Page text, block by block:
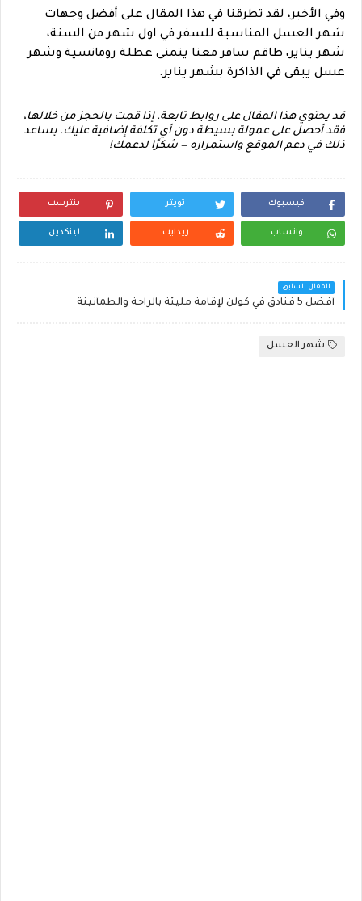
وفي الأخير، لقد تطرقنا في هذا المقال على أفضل وجهات
شهر العسل المناسبة للسفر في اول شهر من السنة،
شهر يناير، طاقم سافر معنا يتمنى عطلة رومانسية وشهر
عسل يبقى في الذاكرة بشهر يناير.
قد يحتوي هذا المقال على روابط تابعة. إذا قمت بالحجز من خلالها،
فقد أحصل على عمولة بسيطة دون أي تكلفة إضافية عليك. يساعد
ذلك في دعم الموقع واستمراره — شكرًا لدعمك!
فيسبوك تويتر بنترست
واتساب ريدايت لينكدين
المقال السابق
أفضل 5 فنادق في كولن لإقامة مليئة بالراحة والطمأنينة
شهر العسل